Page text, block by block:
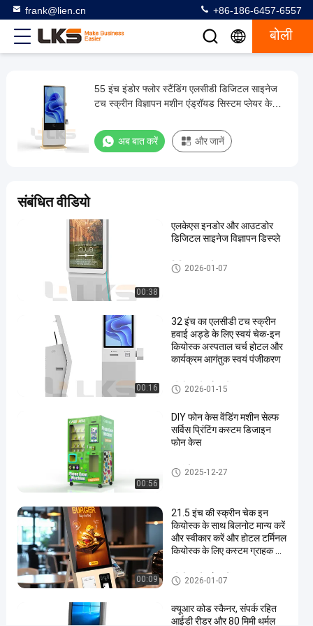
frank@lien.cn +86-186-6457-6557
बोली
इंडोर
फ्लोर
एलसीडी
डिजिटल
विज्ञापन
एंड्रॉयड
सिस्टम
2026-
01-24
अब बात करें
चित्र
मुद्रण
कियोस्क
#
डिजिटल
फोटो
55 इंच इंडोर फ्लोर स्टैंडिंग एलसीडी डिजिटल साइनेज
टच स्क्रीन विज्ञापन मशीन एंड्रॉयड सिस्टम प्लेयर के
अब बात करें और जानें
संबंधित वीडियो
00:38
एलकेएस इनडोर और आउटडोर
डिजिटल साइनेज विज्ञापन डिस्प्ले
डिजिटल साइनेज
2026-01-07
00:16
32 इंच का एलसीडी टच स्क्रीन
हवाई अड्डे के लिए स्वयं चेक-इन
कियोस्क अस्पताल चर्च होटल और
कार्यक्रम आगंतुक स्वयं पंजीकरण
कीओस्क में जाँच करें
2026-01-15
00:56
DIY फोन केस वेंडिंग मशीन सेल्फ
सर्विस प्रिंटिंग कस्टम डिजाइन
फोन केस
स्वयं सेवा बूथ
2025-12-27
00:09
21.5 इंच की स्क्रीन चेक इन
कियोस्क के साथ बिलनोट मान्य करें
और स्वीकार करें और होटल टर्मिनल
कियोस्क के लिए कस्टम ग्राहक का
कीओस्क में जाँच करें
2026-01-07
क्यूआर कोड स्कैनर, संपर्क रहित
आईडी रीडर और 80 मिमी थर्मल